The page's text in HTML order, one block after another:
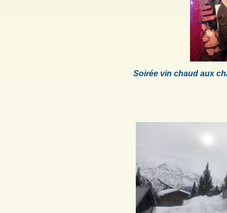
Soirée vin chaud aux